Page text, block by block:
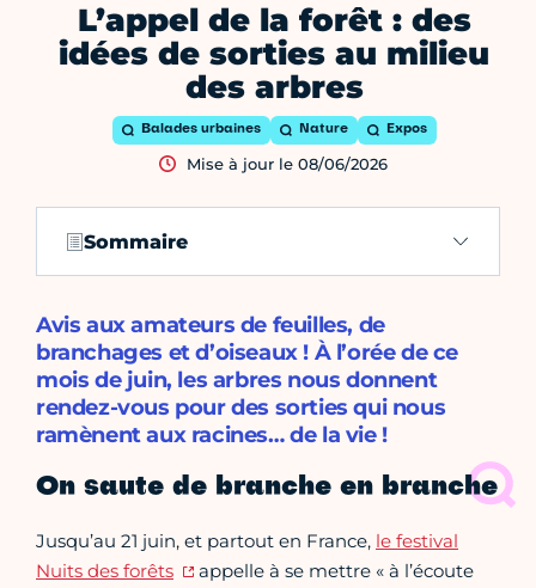
L’appel de la forêt : des
idées de sorties au milieu
des arbres
Balades urbaines Nature Expos
Mise à jour le 08/06/2026
Sommaire
Avis aux amateurs de feuilles, de
branchages et d’oiseaux ! À l’orée de ce
mois de juin, les arbres nous donnent
rendez-vous pour des sorties qui nous
ramènent aux racines… de la vie !
On saute de branche en branche
Jusqu’au 21 juin, et partout en France, le festival
Nuits des forêts
appelle à se mettre « à l’écoute